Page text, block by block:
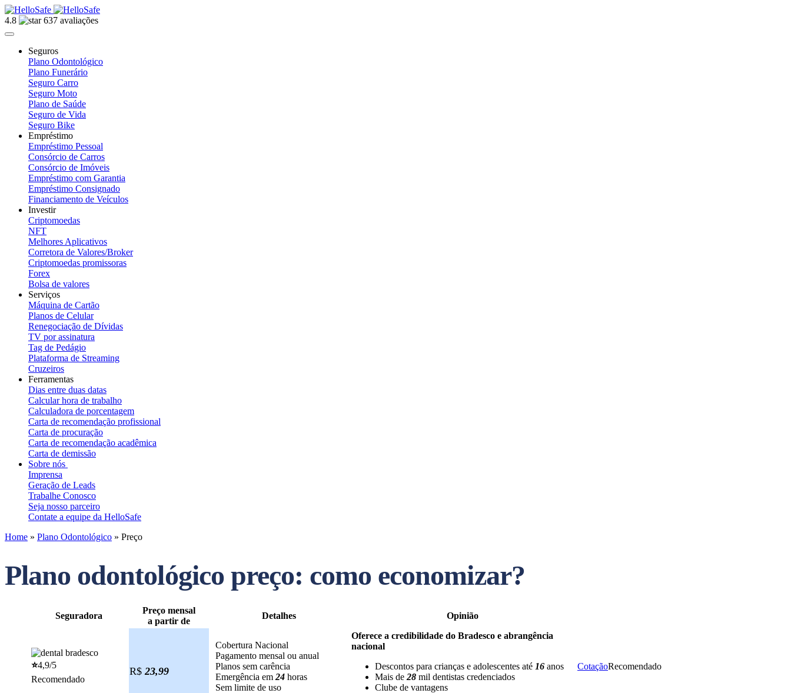
4.8 637 avaliações
Seguros
Plano Odontológico
Plano Funerário
Seguro Carro
Seguro Moto
Plano de Saúde
Seguro de Vida
Seguro Bike
Empréstimo
Empréstimo Pessoal
Consórcio de Carros
Consórcio de Imóveis
Empréstimo com Garantia
Empréstimo Consignado
Financiamento de Veículos
Investir
Criptomoedas
NFT
Melhores Aplicativos
Corretora de Valores/Broker
Criptomoedas promissoras
Forex
Bolsa de valores
Serviços
Máquina de Cartão
Planos de Celular
Renegociação de Dívidas
TV por assinatura
Tag de Pedágio
Plataforma de Streaming
Cruzeiros
Ferramentas
Dias entre duas datas
Calcular hora de trabalho
Calculadora de porcentagem
Carta de recomendação profissional
Carta de procuração
Carta de recomendação acadêmica
Carta de demissão
Sobre nós
Imprensa
Geração de Leads
Trabalhe Conosco
Seja nosso parceiro
Contate a equipe da HelloSafe
Home » Plano Odontológico » Preço
Plano odontológico preço: como economizar?
Seguradora
Preço mensal
a partir de
Detalhes Opinião
⭐️4,9/5
Recomendado
R$ 23,99
Cobertura Nacional
Pagamento mensal ou anual
Planos sem carência
Emergência em 24 horas
Sem limite de uso
Oferece a credibilidade do Bradesco e abrangência
nacional
Descontos para crianças e adolescentes até 16 anos
Mais de 28 mil dentistas credenciados
Clube de vantagens
CotaçãoRecomendado